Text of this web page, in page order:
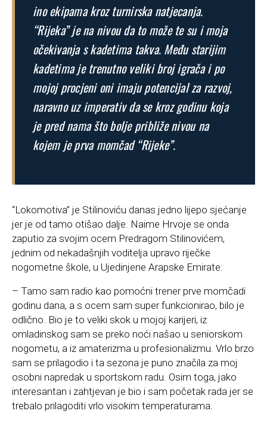
ino ekipama kroz turnirska natjecanja.
“Rijeka” je na nivou da to može te su i moja
očekivanja s kadetima takva. Među starijim
kadetima je trenutno veliki broj igrača i po
mojoj procjeni oni imaju potencijal za razvoj,
naravno uz imperativ da se kroz godinu koja
je pred nama što bolje približe nivou na
kojem je prva momčad “Rijeke”.
“Lokomotiva” je Stilinoviću danas jedno lijepo sjećanje
jer je od tamo otišao dalje. Naime Hrvoje se onda
zaputio za svojim ocem Predragom Stilinovićem,
jednim od nekadašnjih voditelja upravo riječke
nogometne škole, u Ujedinjene Arapske Emirate:
– Tamo sam radio kao pomoćni trener prve momčadi
godinu dana, a s ocem sam super funkcionirao, bilo je
odlično. Bio je to veliki skok u mojoj karijeri, iz
omladinskog sam se preko noći našao u seniorskom
nogometu, a iz amaterizma u profesionalizmu. Vrlo brzo
sam se prilagodio i ta sezona je puno značila za moj
osobni napredak u sportskom radu. Osim toga, jako
interesantan i zahtjevan je bio i sam početak rada jer se
trebalo prilagoditi vrlo visokim temperaturama.